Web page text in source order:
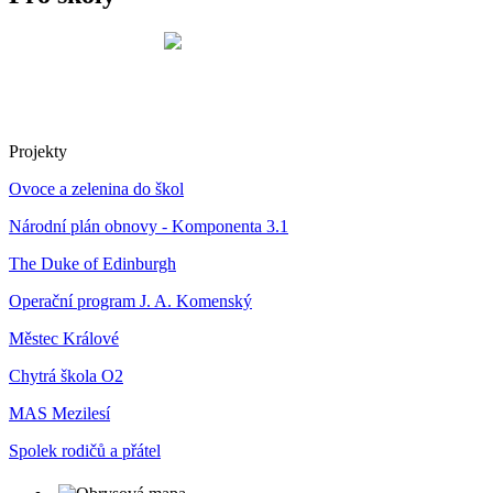
Projekty
Ovoce a zelenina do škol
Národní plán obnovy - Komponenta 3.1
The Duke of Edinburgh
Operační program J. A. Komenský
Městec Králové
Chytrá škola O2
MAS Mezilesí
Spolek rodičů a přátel